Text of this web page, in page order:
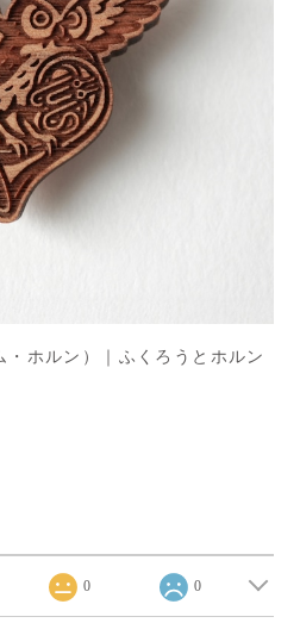
ホルン）｜ふくろうとホルン
0 0